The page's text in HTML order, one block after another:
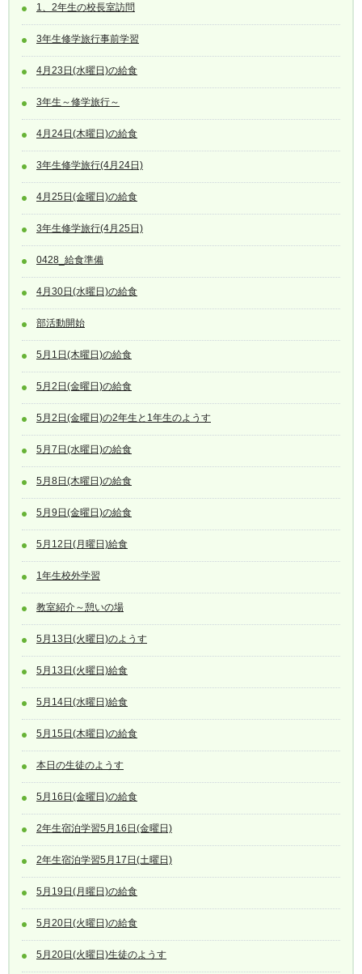
1、2年生の校長室訪問
3年生修学旅行事前学習
4月23日(水曜日)の給食
3年生～修学旅行～
4月24日(木曜日)の給食
3年生修学旅行(4月24日)
4月25日(金曜日)の給食
3年生修学旅行(4月25日)
0428_給食準備
4月30日(水曜日)の給食
部活動開始
5月1日(木曜日)の給食
5月2日(金曜日)の給食
5月2日(金曜日)の2年生と1年生のようす
5月7日(水曜日)の給食
5月8日(木曜日)の給食
5月9日(金曜日)の給食
5月12日(月曜日)給食
1年生校外学習
教室紹介～憩いの場
5月13日(火曜日)のようす
5月13日(火曜日)給食
5月14日(水曜日)給食
5月15日(木曜日)の給食
本日の生徒のようす
5月16日(金曜日)の給食
2年生宿泊学習5月16日(金曜日)
2年生宿泊学習5月17日(土曜日)
5月19日(月曜日)の給食
5月20日(火曜日)の給食
5月20日(火曜日)生徒のようす